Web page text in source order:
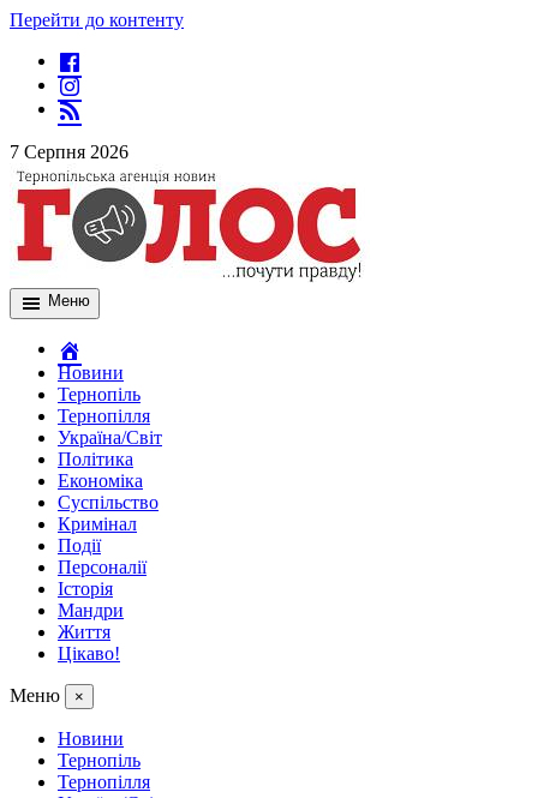
Перейти до контенту
7 Серпня 2026
Меню
Новини
Тернопіль
Тернопілля
Україна/Світ
Політика
Економіка
Суспільство
Кримінал
Події
Персоналії
Історія
Мандри
Життя
Цікаво!
Меню ×
Новини
Тернопіль
Тернопілля